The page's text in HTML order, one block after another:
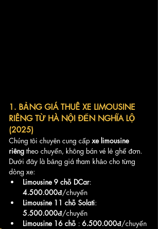
1. BẢNG GIÁ THUÊ XE LIMOUSINE
RIÊNG TỪ HÀ NỘI ĐẾN NGHĨA LỘ
(2025)
Chúng tôi chuyên cung cấp xe limousine
riêng theo chuyến, không bán vé lẻ ghế đơn.
Dưới đây là bảng giá tham khảo cho từng
dòng xe:
Limousine 9 chỗ DCar:
4.500.000đ/chuyến
Limousine 11 chỗ Solati:
5.500.000đ/chuyến
Limousine 16 chỗ : 6.500.000đ/chuyến